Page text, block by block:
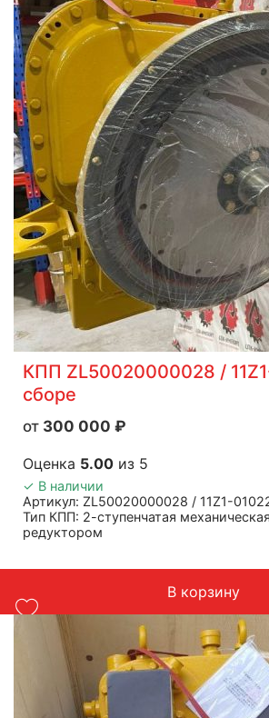
КПП ZL50020000028 /
сборе
300 000 ₽
Оценка 5.00 из 5
✓ В наличии
Артикул: ZL50020000028 / 11Z1-
Тип КПП: 2-ступенчатая
редуктором
В корзину